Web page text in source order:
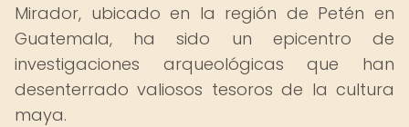
Mirador, ubicado en la región de Petén en
Guatemala, ha sido un epicentro de
investigaciones arqueológicas que han
desenterrado valiosos tesoros de la cultura
maya.